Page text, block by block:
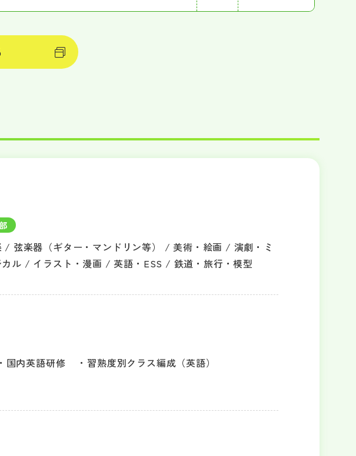
/ 弦楽器（ギター・マンドリン等） / 美術・絵画 / 演劇・ミ
カル / イラスト・漫画 / 英語・ESS / 鉄道・旅行・模型
国内英語研修
習熟度別クラス編成（英語）